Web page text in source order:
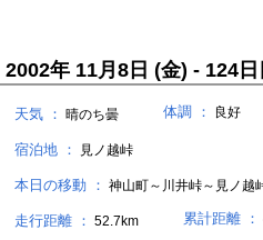
2002年 11月8日 (金) - 124日
天気 ： 晴のち曇 体調 ： 良好
宿泊地 ： 見ノ越峠
本日の移動 ： 神山町～川井峠～見ノ越
走行距離 ： 52.7km 累計距離 ：